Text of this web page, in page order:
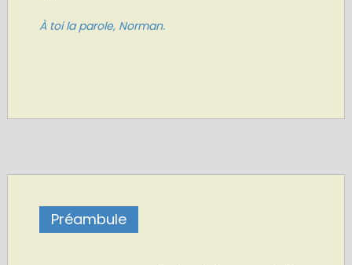
À toi la parole, Norman.
Préambule